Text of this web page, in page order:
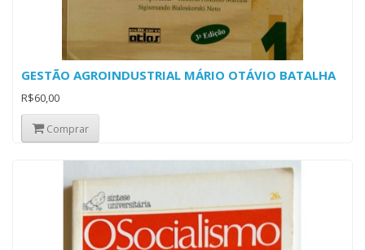
GESTÃO AGROINDUSTRIAL MÁRIO OTÁVIO BATALHA
R$60,00
Comprar